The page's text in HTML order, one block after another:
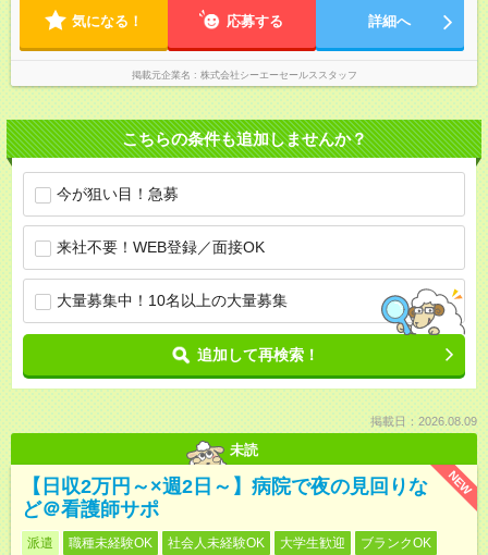
気になる！ 応募する 詳細へ
掲載元企業名 株式会社シーエーセールススタッフ
こちらの条件も追加しませんか？
今が狙い目！急募
来社不要！WEB登録／面接OK
大量募集中！10名以上の大量募集
追加して再検索！
掲載日：2026.08.09
未読
NEW
【日収2万円～×週2日～】病院で夜の見回りな
ど＠看護師サポ
派遣 職種未経験OK 社会人未経験OK 大学生歓迎 ブランクOK